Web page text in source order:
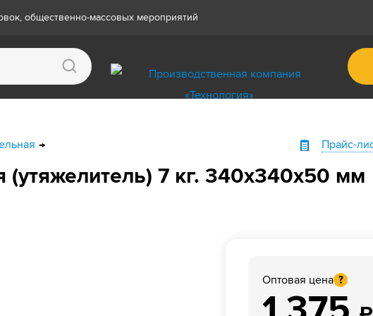
общественно-массовых мероприятий
Прайс-
(утяжелитель) 7 кг. 340х340х50 мм
Оптовая цена ?